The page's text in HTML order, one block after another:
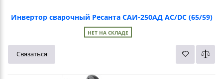
Инвертор сварочный Ресанта САИ-250АД AC/DC (65/59)
НЕТ НА СКЛАДЕ
Связаться